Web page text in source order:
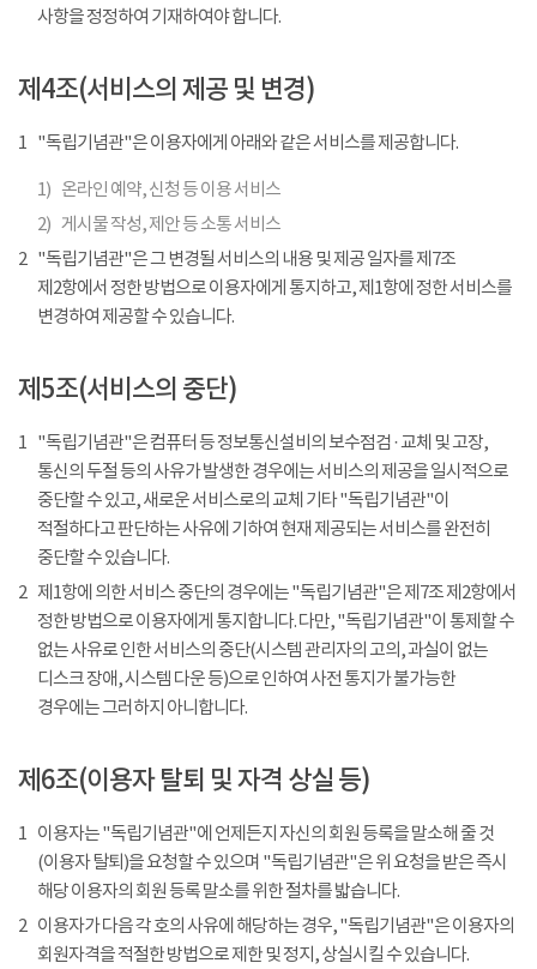
사항을 정정하여 기재하여야 합니다.
제4조(서비스의 제공 및 변경)
1 "독립기념관"은 이용자에게 아래와 같은 서비스를 제공합니다.
1) 온라인 예약, 신청 등 이용 서비스
2) 게시물 작성, 제안 등 소통 서비스
2 "독립기념관"은 그 변경될 서비스의 내용 및 제공 일자를 제7조
제2항에서 정한 방법으로 이용자에게 통지하고, 제1항에 정한 서비스를
변경하여 제공할 수 있습니다.
제5조(서비스의 중단)
1 "독립기념관"은 컴퓨터 등 정보통신설비의 보수점검 · 교체 및 고장,
통신의 두절 등의 사유가 발생한 경우에는 서비스의 제공을 일시적으로
중단할 수 있고, 새로운 서비스로의 교체 기타 "독립기념관"이
적절하다고 판단하는 사유에 기하여 현재 제공되는 서비스를 완전히
중단할 수 있습니다.
2 제1항에 의한 서비스 중단의 경우에는 "독립기념관"은 제7조 제2항에서
정한 방법으로 이용자에게 통지합니다. 다만, "독립기념관"이 통제할 수
없는 사유로 인한 서비스의 중단(시스템 관리자의 고의, 과실이 없는
디스크 장애, 시스템 다운 등)으로 인하여 사전 통지가 불가능한
경우에는 그러하지 아니합니다.
제6조(이용자 탈퇴 및 자격 상실 등)
1 이용자는 "독립기념관"에 언제든지 자신의 회원 등록을 말소해 줄 것
(이용자 탈퇴)을 요청할 수 있으며 "독립기념관"은 위 요청을 받은 즉시
해당 이용자의 회원 등록 말소를 위한 절차를 밟습니다.
2 이용자가 다음 각 호의 사유에 해당하는 경우, "독립기념관"은 이용자의
회원자격을 적절한 방법으로 제한 및 정지, 상실시킬 수 있습니다.